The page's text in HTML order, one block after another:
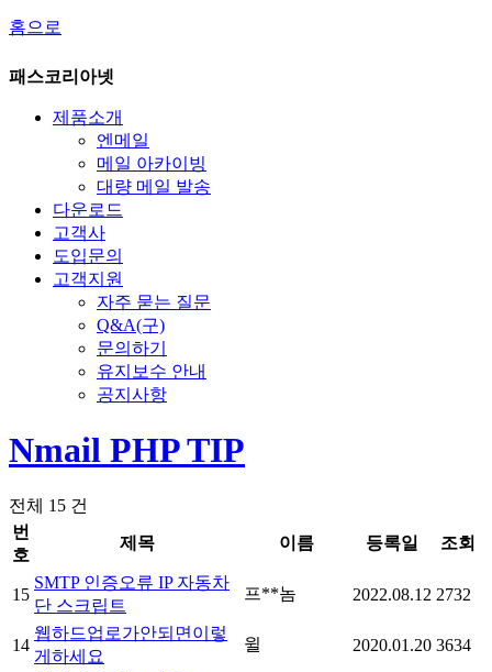
홈으로
패스코리아넷
제품소개
엔메일
메일 아카이빙
대량 메일 발송
다운로드
고객사
도입문의
고객지원
자주 묻는 질문
Q&A(구)
문의하기
유지보수 안내
공지사항
Nmail PHP TIP
전체 15 건
번
호
제목 이름 등록일 조회
15
SMTP 인증오류 IP 자동차
단 스크립트
프**놈 2022.08.12 2732
14
웹하드업로가안되면이렇
게하세요
윌 2020.01.20 3634